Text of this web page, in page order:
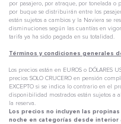
por pasajero, por atraque, por tonelada o
por buque se distribuirán entre los
están sujetos a cambios y la Naviera se
disminuciones según las cuantías en
tarifa ya ha sido pagada en su totalidad.
Términos y condiciones generales
Los precios están en EUROS o DÓLARES
precios SOLO CRUCERO en pensión
EXCEPTO si se indica lo contrario en el
disponibilidad mostrados están sujetos a
la reserva.
Los precios no incluyen las
noche en categorías desde interior